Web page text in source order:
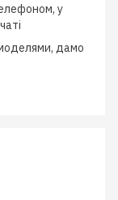
у
дамо